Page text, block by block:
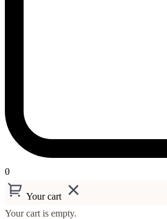
0
Your cart
Your cart is empty.